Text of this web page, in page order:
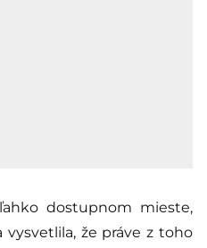
dostupnom mieste,
že práve z toho